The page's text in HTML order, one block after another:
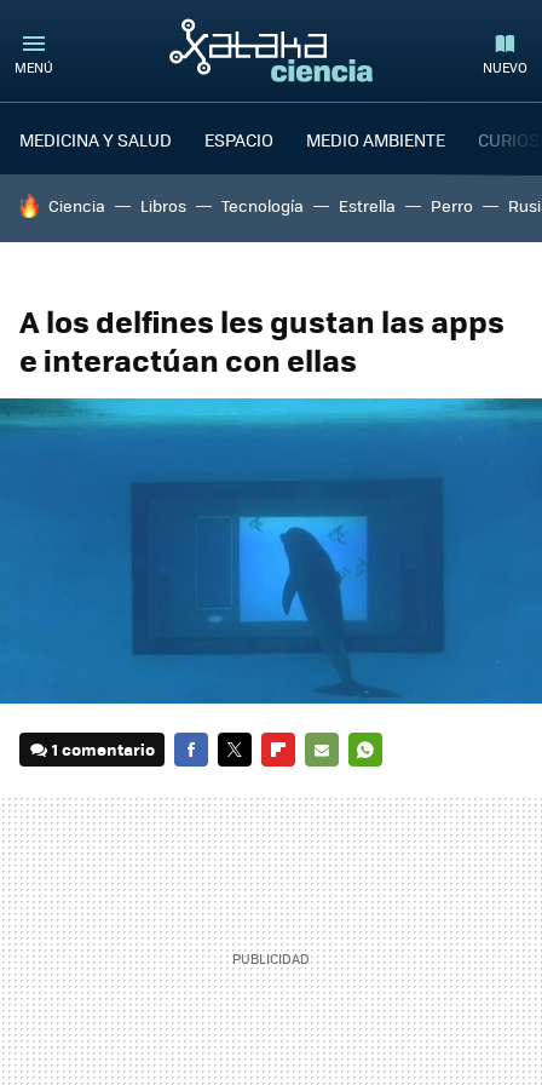
MENÚ NUEVO
MEDICINA Y SALUD ESPACIO MEDIO AMBIENTE
HOY SE HABLA DE
Ciencia Libros Tecnología Estrella Perro
A los delfines les gustan las apps
e interactúan con ellas
1 comentario
MAIL